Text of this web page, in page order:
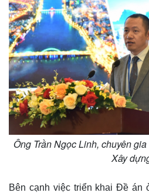
Ông Trần Ngọc Linh, chuyên
Xây
Bên cạnh việc triển khai Đề án